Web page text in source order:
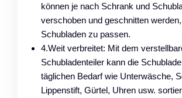
können je nach Schrank und
verschoben und geschnitten
Schubladen zu passen.
4.Weit verbreitet: Mit dem
Schubladenteiler kann die
täglichen Bedarf wie Unterwäsche,
Lippenstift, Gürtel, Uhren usw.